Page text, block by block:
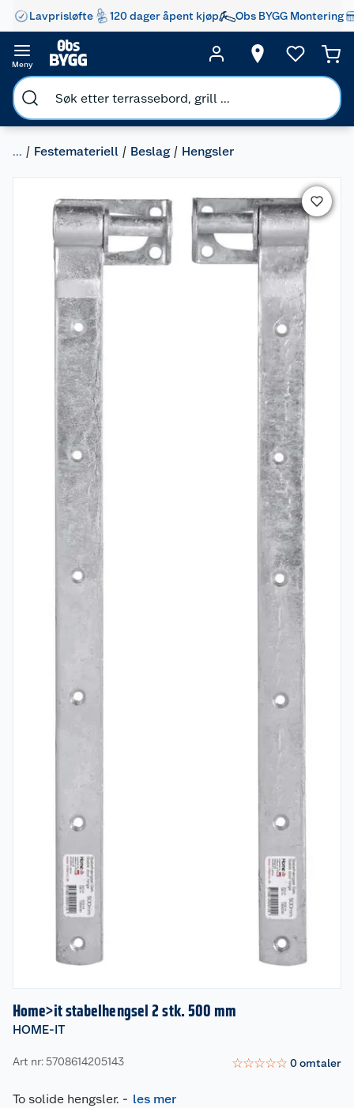
Lavprisløfte 120 dager åpent kjøp Obs BYGG Montering
Meny
... Festemateriell Beslag Hengsler
Home>it stabelhengsel 2 stk. 500 mm
HOME-IT
Art nr: 5708614205143 ☆☆☆☆☆ 0omtaler
To solide hengsler. - les mer